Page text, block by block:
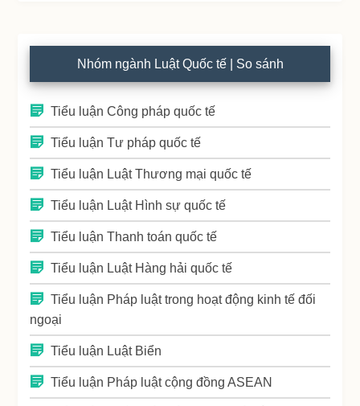
Nhóm ngành Luật Quốc tế | So sánh
Tiểu luận Công pháp quốc tế
Tiểu luận Tư pháp quốc tế
Tiểu luận Luật Thương mại quốc tế
Tiểu luận Luật Hình sự quốc tế
Tiểu luận Thanh toán quốc tế
Tiểu luận Luật Hàng hải quốc tế
Tiểu luận Pháp luật trong hoạt động kinh tế đối
ngoại
Tiểu luận Luật Biển
Tiểu luận Pháp luật cộng đồng ASEAN